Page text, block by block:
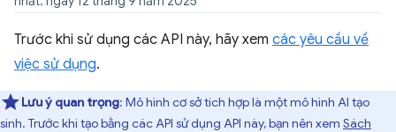
Trước khi sử dụng các API này, hãy xem các yêu cầu về
việc sử dụng.
Lưu ý quan trọng: Mô hình cơ sở tích hợp là một mô hình AI tạo
sinh. Trước khi tạo bằng các API sử dụng API này, bạn nên xem Sách